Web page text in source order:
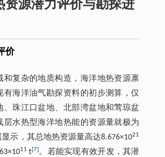
资源潜力评价与勘探进
价
和复杂的地质构造，海洋地热资源禀
有海洋油气勘探资料的初步测算，仅
、珠江口盆地、北部湾盆地和莺琼盆
层水热型海洋地热能的资源量就极为
示，其总地热资源量高达8.676×1021
11 t[7]。若能实现有效开发，其潜